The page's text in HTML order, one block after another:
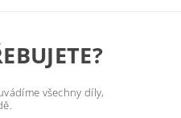
všechny díly,